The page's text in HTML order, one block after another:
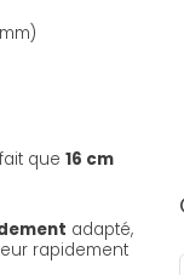
que 16 cm
adapté,
rapidement